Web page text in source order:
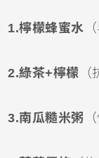
1.檸檬蜂蜜水
2.綠茶+檸檬
3.南瓜糙米粥